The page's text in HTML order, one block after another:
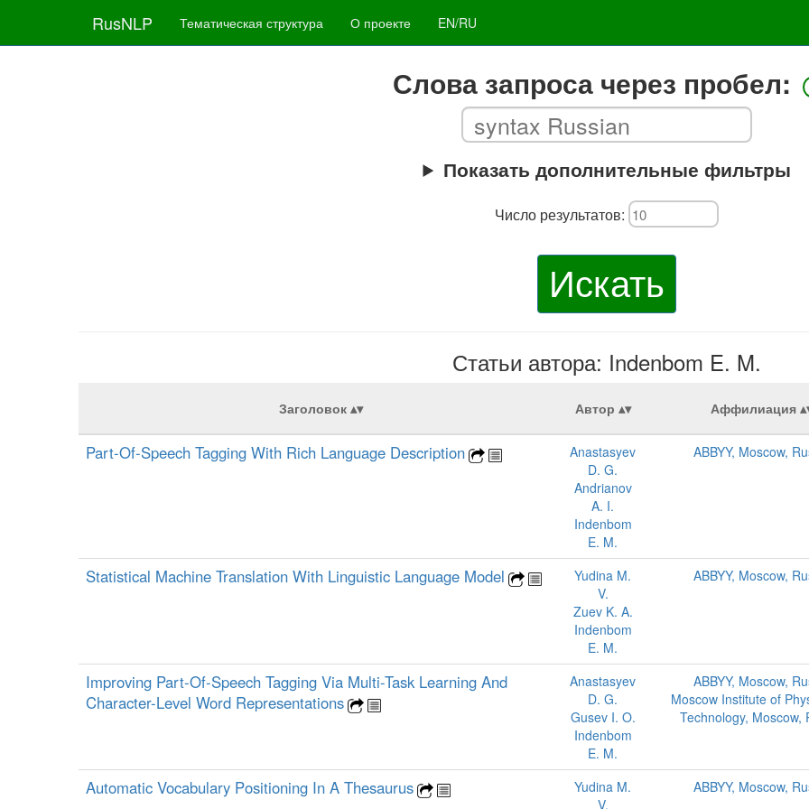
RusNLP Тематическая структура О проекте EN/RU
Слова запроса через пробел:
Показать дополнительные фильтры
Число результатов:
Искать
Статьи автора: Indenbom E. M.
Заголовок Автор Аффилиация
Part-Of-Speech Tagging With Rich Language Description
Anastasyev
D. G.
Andrianov
A. I.
Indenbom
E. M.
ABBYY, Moscow,
Statistical Machine Translation With Linguistic Language Model
Yudina M.
V.
Zuev K. A.
Indenbom
E. M.
ABBYY, Moscow,
Improving Part-Of-Speech Tagging Via Multi-Task Learning And
Character-Level Word Representations
Anastasyev
D. G.
Gusev I. O.
Indenbom
E. M.
ABBYY, Moscow,
Moscow Institute of
Technology, Moscow,
Automatic Vocabulary Positioning In A Thesaurus
Yudina M.
V.
ABBYY, Moscow,